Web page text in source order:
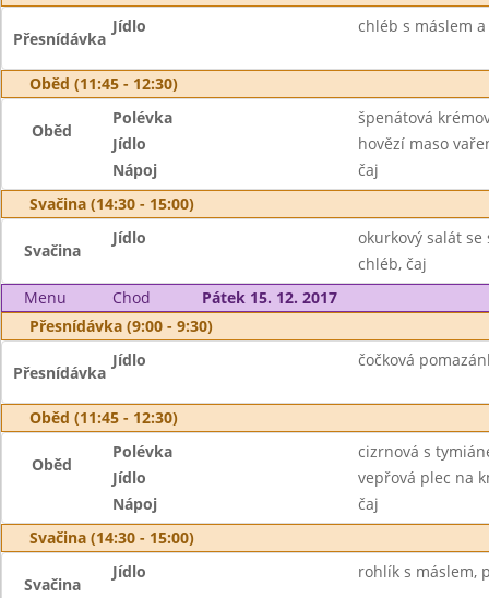
Přesnídávka
Jídlo chléb s máslem
Oběd (11:45 - 12:30)
Oběd
Polévka
špenátová
Jídlo
hovězí maso
Nápoj
čaj
Svačina (14:30 - 15:00)
Svačina
Jídlo
okurkový salát
chléb, čaj
Menu
Chod
Pátek 15. 12. 2017
Přesnídávka (9:00 - 9:30)
Přesnídávka
Jídlo čočková
Oběd (11:45 - 12:30)
Oběd
Polévka
cizrnová s
Jídlo
vepřová plec na
Nápoj
čaj
Svačina (14:30 - 15:00)
Svačina
Jídlo rohlík s máslem,